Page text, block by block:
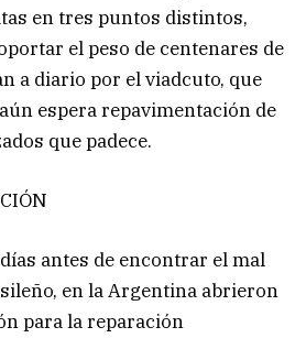
en tres puntos distintos,
el peso de centenares de
a diario por el viadcuto, que
espera repavimentación de
que padece.
antes de encontrar el mal
en la Argentina abrieron
para la reparación